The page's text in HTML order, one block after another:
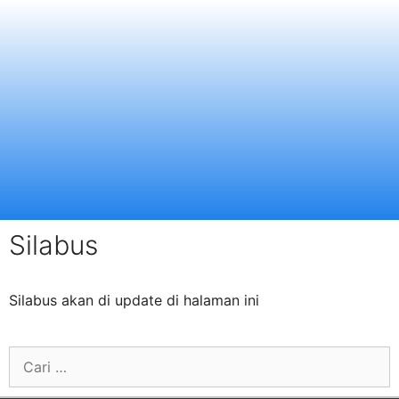
Silabus
Silabus akan di update di halaman ini